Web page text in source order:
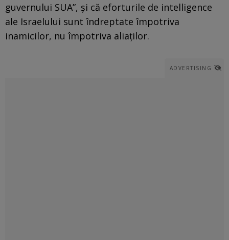
guvernului SUA”, și că eforturile de intelligence
ale Israelului sunt îndreptate împotriva
inamicilor, nu împotriva aliaților.
ADVERTISING